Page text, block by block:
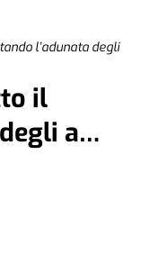
l’adunata degli
il
a…